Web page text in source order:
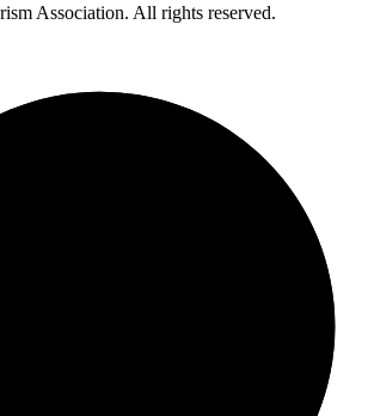
Association. All rights reserved.